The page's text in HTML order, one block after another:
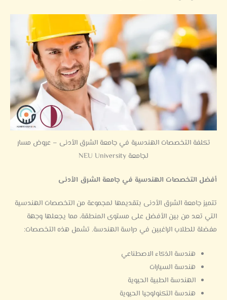
تكلفة التخصصات الهندسية في جامعة الشرق الأدنى – عروض مسار
لجامعة NEU University
أفضل التخصصات الهندسية في جامعة الشرق الأدنى
تتميز جامعة الشرق الأدنى بتقديمها لمجموعة من التخصصات الهندسية
التي تعد من بين الأفضل على مستوى المنطقة، مما يجعلها وجهة
مفضلة للطلاب الراغبين في دراسة الهندسة. تشمل هذه التخصصات:
هندسة الذكاء الاصطناعي
هندسة السيارات
الهندسة الطبية الحيوية
هندسة التكنولوجيا الحيوية